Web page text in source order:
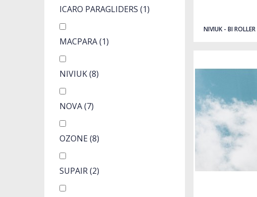
ICARO PARAGLIDERS (1)
MACPARA(1)
NIVIUK(8)
NOVA(7)
OZONE(8)
SUPAIR(2)
NIVIUK - BI
Quick view